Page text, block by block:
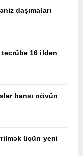
daşımaları
təcrübə 16 ildən
hansı növün
üçün yeni